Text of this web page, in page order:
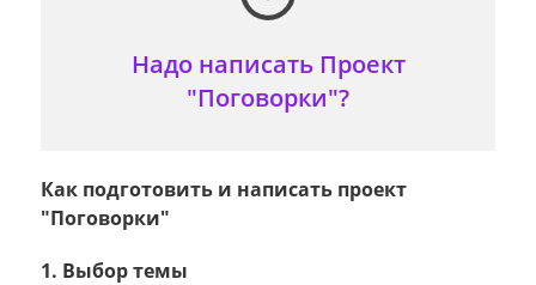
Надо написать Проект
"Поговорки"?
Как подготовить и написать проект
"Поговорки"
1. Выбор темы